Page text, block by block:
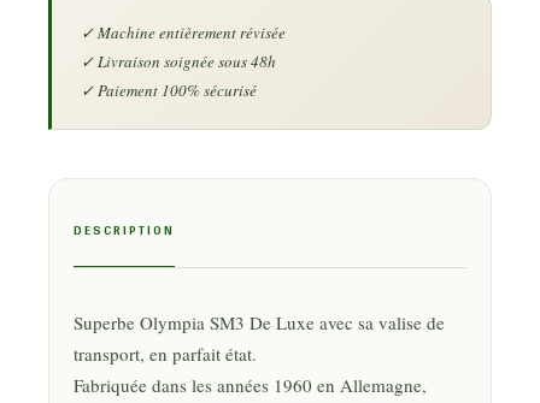
DESCRIPTION
Superbe Olympia SM3 De Luxe avec sa valise de
transport, en parfait état.
Fabriquée dans les années 1960 en Allemagne,